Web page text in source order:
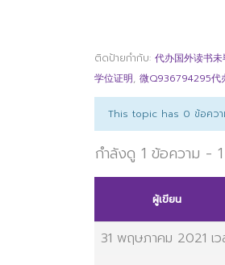
ติดป้ายกำกับ: 代办国外读书
学位证明, 微Q936794295代
This topic has 0 ข้อคว
กำลังดู 1 ข้อความ -
ผู้เขียน
31 พฤษภาคม 2021 เ